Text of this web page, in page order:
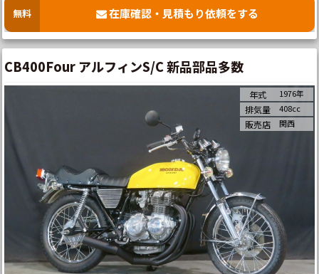
無料 在庫確認・見積もり依頼をする
CB400Four アルフィンS/C 新品部品多数
年式 1976年
排気量 408cc
販売店 関西